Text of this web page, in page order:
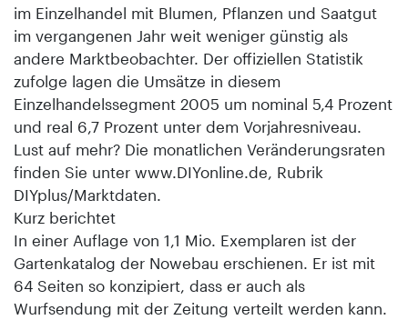
im Einzelhandel mit Blumen, Pflanzen und Saatgut
im vergangenen Jahr weit weniger günstig als
andere Marktbeobachter. Der offiziellen Statistik
zufolge lagen die Umsätze in diesem
Einzelhandelssegment 2005 um nominal 5,4 Prozent
und real 6,7 Prozent unter dem Vorjahresniveau.
Lust auf mehr? Die monatlichen Veränderungsraten
finden Sie unter www.DIYonline.de, Rubrik
DIYplus/Marktdaten.
Kurz berichtet
In einer Auflage von 1,1 Mio. Exemplaren ist der
Gartenkatalog der Nowebau erschienen. Er ist mit
64 Seiten so konzipiert, dass er auch als
Wurfsendung mit der Zeitung verteilt werden kann.